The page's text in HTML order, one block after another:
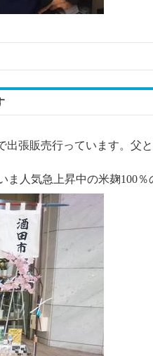
出張販売行っています。父
人気急上昇中の米麹100％